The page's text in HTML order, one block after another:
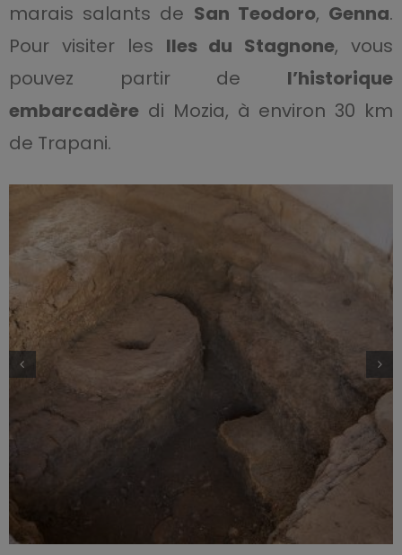
marais salants de San Teodoro, Genna.
Pour visiter les Iles du Stagnone, vous
pouvez partir de l’historique
embarcadèredi Mozia, à environ 30 km
de Trapani.